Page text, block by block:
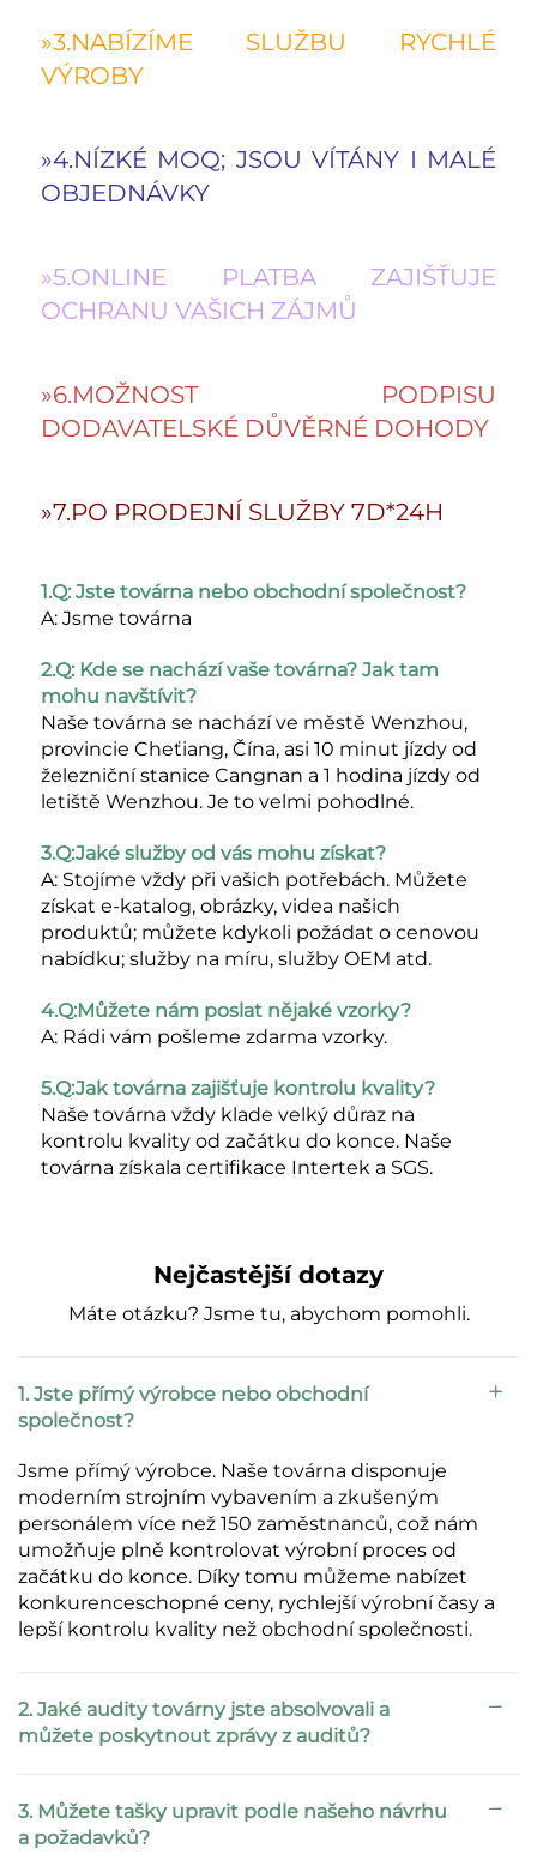
»3.NABÍZÍME SLUŽBU RYCHLÉ
VÝROBY
»4.NÍZKÉ MOQ; JSOU VÍTÁNY I MALÉ
OBJEDNÁVKY
»5.ONLINE PLATBA ZAJIŠŤUJE
OCHRANU VAŠICH ZÁJMŮ
»6.MOŽNOST PODPISU
DODAVATELSKÉ DŮVĚRNÉ DOHODY
»7.PO PRODEJNÍ SLUŽBY 7D*24H
1.Q: Jste továrna nebo obchodní společnost?
A: Jsme továrna
2.Q: Kde se nachází vaše továrna? Jak tam
mohu navštívit?
Naše továrna se nachází ve městě Wenzhou,
provincie Cheťiang, Čína, asi 10 minut jízdy od
železniční stanice Cangnan a 1 hodina jízdy od
letiště Wenzhou. Je to velmi pohodlné.
3.Q:Jaké služby od vás mohu získat?
A: Stojíme vždy při vašich potřebách. Můžete
získat e-katalog, obrázky, videa našich
produktů; můžete kdykoli požádat o cenovou
nabídku; služby na míru, služby OEM atd.
4.Q:Můžete nám poslat nějaké vzorky?
A: Rádi vám pošleme zdarma vzorky.
5.Q:Jak továrna zajišťuje kontrolu kvality?
Naše továrna vždy klade velký důraz na
kontrolu kvality od začátku do konce. Naše
továrna získala certifikace Intertek a SGS.
Nejčastější dotazy
Máte otázku? Jsme tu, abychom pomohli.
1. Jste přímý výrobce nebo obchodní
společnost?
Jsme přímý výrobce. Naše továrna disponuje
moderním strojním vybavením a zkušeným
personálem více než 150 zaměstnanců, což nám
umožňuje plně kontrolovat výrobní proces od
začátku do konce. Díky tomu můžeme nabízet
konkurenceschopné ceny, rychlejší výrobní časy a
lepší kontrolu kvality než obchodní společnosti.
2. Jaké audity továrny jste absolvovali a
můžete poskytnout zprávy z auditů?
3. Můžete tašky upravit podle našeho návrhu
a požadavků?